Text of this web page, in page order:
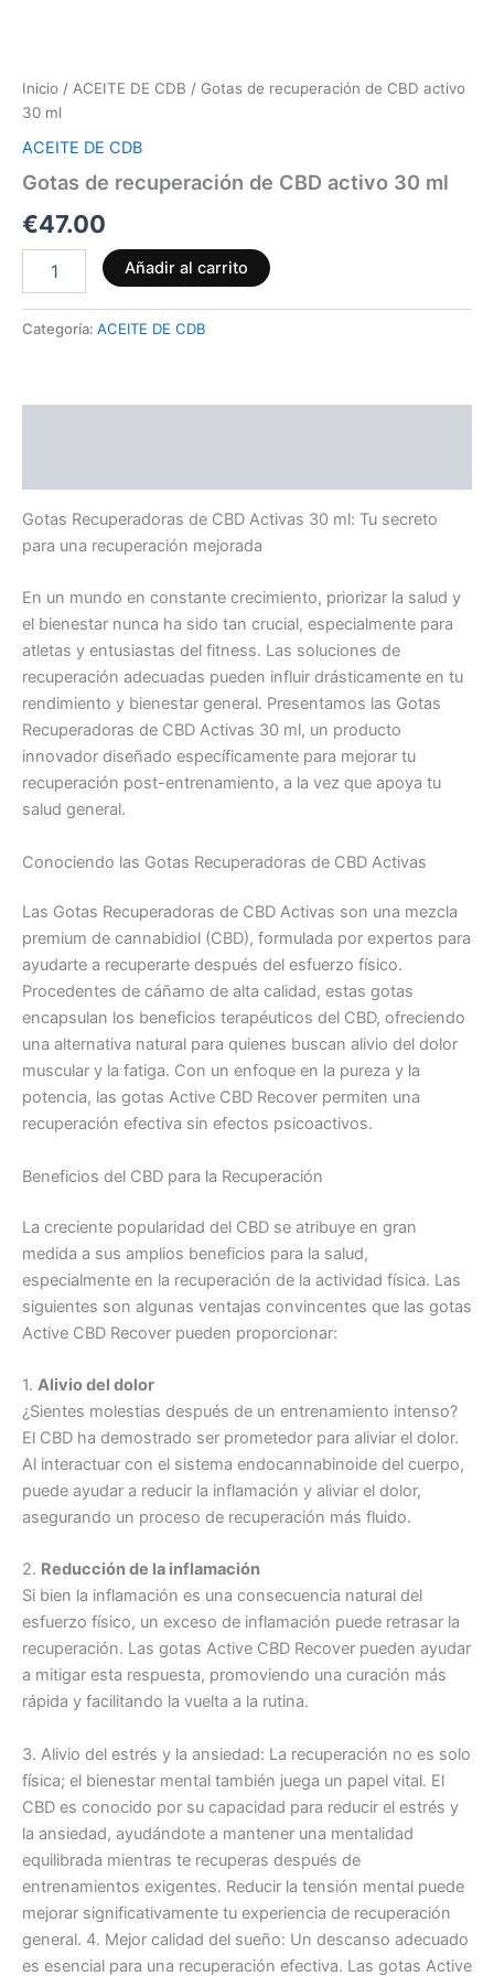
Inicio / ACEITE DE CDB / Gotas de recuperación de CBD activo
30 ml
ACEITE DE CDB
Gotas de recuperación de CBD activo 30 ml
€47.00
Añadir al carrito
Categoría: ACEITE DE CDB
Gotas Recuperadoras de CBD Activas 30 ml: Tu secreto
para una recuperación mejorada
En un mundo en constante crecimiento, priorizar la salud y
el bienestar nunca ha sido tan crucial, especialmente para
atletas y entusiastas del fitness. Las soluciones de
recuperación adecuadas pueden influir drásticamente en tu
rendimiento y bienestar general. Presentamos las Gotas
Recuperadoras de CBD Activas 30 ml, un producto
innovador diseñado específicamente para mejorar tu
recuperación post-entrenamiento, a la vez que apoya tu
salud general.
Conociendo las Gotas Recuperadoras de CBD Activas
Las Gotas Recuperadoras de CBD Activas son una mezcla
premium de cannabidiol (CBD), formulada por expertos para
ayudarte a recuperarte después del esfuerzo físico.
Procedentes de cáñamo de alta calidad, estas gotas
encapsulan los beneficios terapéuticos del CBD, ofreciendo
una alternativa natural para quienes buscan alivio del dolor
muscular y la fatiga. Con un enfoque en la pureza y la
potencia, las gotas Active CBD Recover permiten una
recuperación efectiva sin efectos psicoactivos.
Beneficios del CBD para la Recuperación
La creciente popularidad del CBD se atribuye en gran
medida a sus amplios beneficios para la salud,
especialmente en la recuperación de la actividad física. Las
siguientes son algunas ventajas convincentes que las gotas
Active CBD Recover pueden proporcionar:
1. Alivio del dolor
¿Sientes molestias después de un entrenamiento intenso?
El CBD ha demostrado ser prometedor para aliviar el dolor.
Al interactuar con el sistema endocannabinoide del cuerpo,
puede ayudar a reducir la inflamación y aliviar el dolor,
asegurando un proceso de recuperación más fluido.
2. Reducción de la inflamación
Si bien la inflamación es una consecuencia natural del
esfuerzo físico, un exceso de inflamación puede retrasar la
recuperación. Las gotas Active CBD Recover pueden ayudar
a mitigar esta respuesta, promoviendo una curación más
rápida y facilitando la vuelta a la rutina.
3. Alivio del estrés y la ansiedad: La recuperación no es solo
física; el bienestar mental también juega un papel vital. El
CBD es conocido por su capacidad para reducir el estrés y
la ansiedad, ayudándote a mantener una mentalidad
equilibrada mientras te recuperas después de
entrenamientos exigentes. Reducir la tensión mental puede
mejorar significativamente tu experiencia de recuperación
general. 4. Mejor calidad del sueño: Un descanso adecuado
es esencial para una recuperación efectiva. Las gotas Active